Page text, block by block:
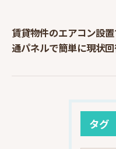
賃貸物件のエアコン設
通パネルで簡単に現状
タグ